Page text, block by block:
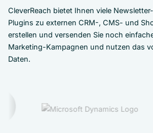
CleverReach bietet Ihnen viele
Plugins zu externen CRM-, CMS- und
erstellen und versenden Sie noch
Marketing-Kampagnen und nutzen das
Daten.